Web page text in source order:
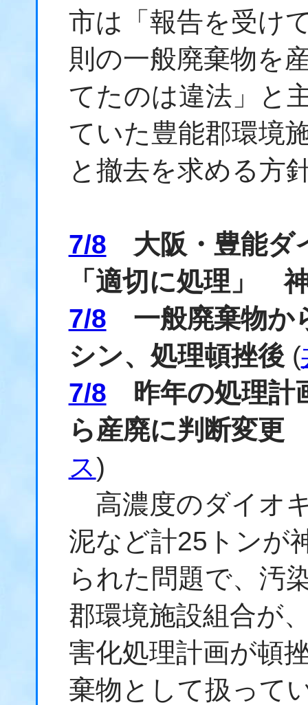
市は「報告を受け
則の一般廃棄物を
てたのは違法」と
ていた豊能郡環境
と撤去を求める方
7/8 大阪・豊能ダ
「適切に処理」
7/8 一般廃棄物か
シン、処理頓挫後 (
7/8 昨年の処理計
ら産廃に判断変更
ス)
高濃度のダイオ
泥など計25トンが
られた問題で、汚
郡環境施設組合が
害化処理計画が頓
棄物として扱って